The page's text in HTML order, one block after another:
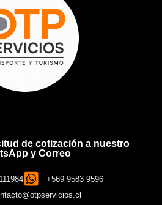
de cotización a nuestro
y Correo
+569 9583 9596